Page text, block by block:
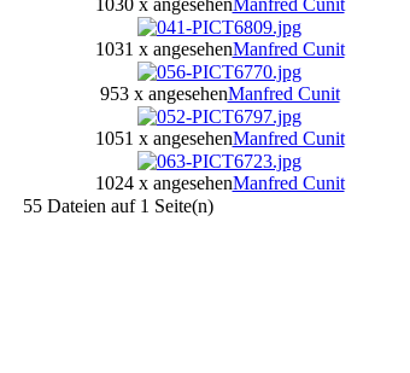
1030 x angesehenManfred Cunit
1031 x angesehenManfred Cunit
953 x angesehenManfred Cunit
1051 x angesehenManfred Cunit
1024 x angesehenManfred Cunit
55 Dateien auf 1 Seite(n)